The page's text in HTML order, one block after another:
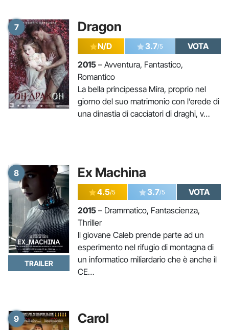
7 Dragon
N/D 3.7/5
VOTA
2015 – Avventura, Fantastico,
Romantico
La bella principessa Mira, proprio nel
giorno del suo matrimonio con l’erede di
una dinastia di cacciatori di draghi, v…
8 Ex Machina
TRAILER
4.5/5 3.7/5
VOTA
2015 – Drammatico, Fantascienza,
Thriller
Il giovane Caleb prende parte ad un
esperimento nel rifugio di montagna di
un informatico miliardario che è anche il
CE…
9 Carol